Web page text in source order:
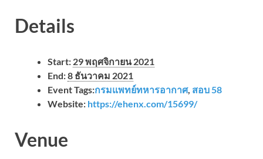
Details
Start: 29 พฤศจิกายน 2021
End:8 ธันวาคม 2021
Event Tags:กรมแพทย์ทหารอากาศ, สอบ 58
Website: https://ehenx.com/15699/
Venue